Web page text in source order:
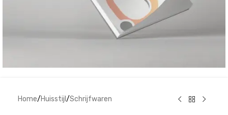
Home/Huisstijl /Schrijfwaren